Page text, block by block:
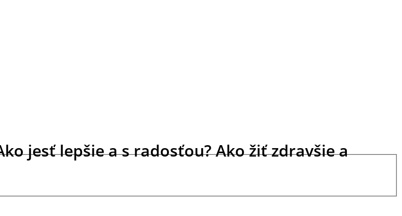
jesť lepšie a s radosťou? Ako žiť zdravšie a